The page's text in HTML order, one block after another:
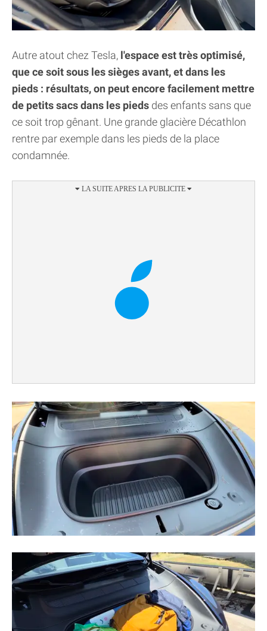
Autre atout chez Tesla, l'espace est très optimisé,
que ce soit sous les sièges avant, et dans les
pieds : résultats, on peut encore facilement mettre
de petits sacs dans les pieds des enfants sans que
ce soit trop gênant. Une grande glacière Décathlon
rentre par exemple dans les pieds de la place
condamnée.